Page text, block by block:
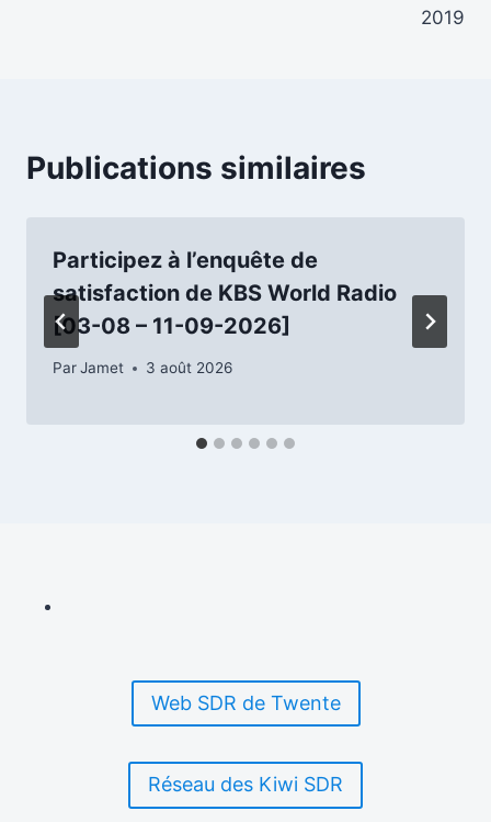
2019
Publications similaires
Participez à l’enquête de
satisfaction de KBS World Radio
[03-08 – 11-09-2026]
ParJamet 3 août 2026
Web SDR de Twente
Réseau des Kiwi SDR